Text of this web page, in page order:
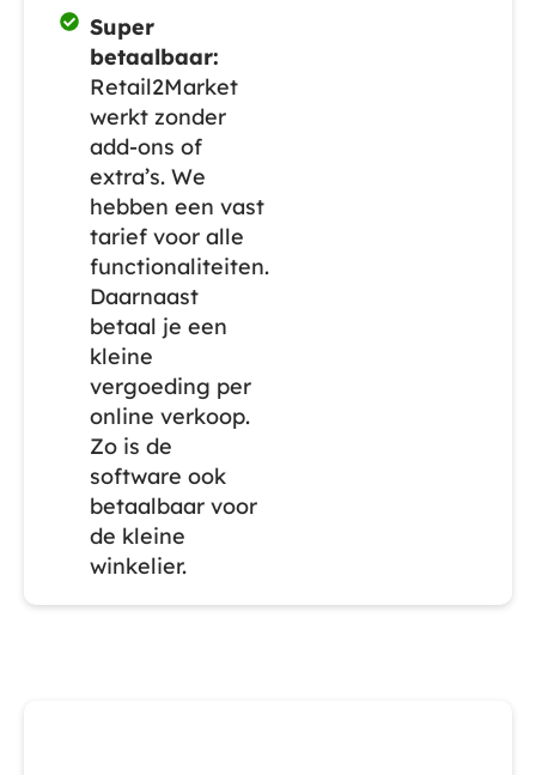
Super
betaalbaar:
Retail2Market
werkt zonder
add-ons of
extra’s. We
hebben een vast
tarief voor alle
functionaliteiten.
Daarnaast
betaal je een
kleine
vergoeding per
online verkoop.
Zo is de
software ook
betaalbaar voor
de kleine
winkelier.